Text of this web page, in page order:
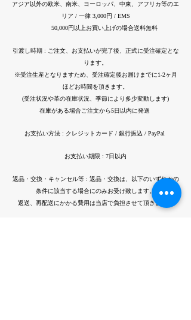
アジア以外の欧米、南米、ヨーロッパ、中東、アフリカ等のエ
リア / 一律 3,000円 / EMS
50,000円以上お買い上げの場合送料無料
引渡し時期 : ご注文、お支払いが完了後、正式に受注確定とな
ります。
※受注生産となりますため、受注確定後お届けまでに1-2ヶ月
ほどお時間を頂きます。
(受注状況や革の在庫状況、季節により多少変動します)
在庫がある場合ご注文から5日以内に発送
お支払い方法 : クレジットカード / 銀行振込 / PayPal
お支払い期限 : 7日以内
返品・交換・キャンセル等 : 返品・交換は、以下のいずれかの
条件に該当する場合にのみお受け致します。
返送、再配送にかかる費用は当店で負担させて頂きます。